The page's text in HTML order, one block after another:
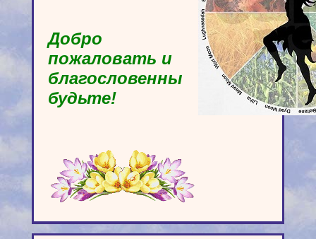
Добро
пожаловать и
благословенны
будьте!